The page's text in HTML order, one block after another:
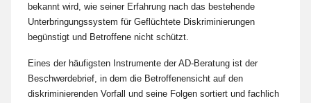
bekannt wird, wie seiner Erfahrung nach das bestehende
Unterbringungssystem für Geflüchtete Diskriminierungen
begünstigt und Betroffene nicht schützt.
Eines der häufigsten Instrumente der AD-Beratung ist der
Beschwerdebrief, in dem die Betroffenensicht auf den
diskriminierenden Vorfall und seine Folgen sortiert und fachlich